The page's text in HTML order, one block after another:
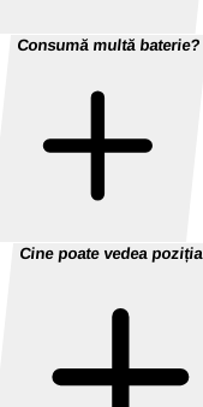
Consumă multă baterie?
Cine poate vedea